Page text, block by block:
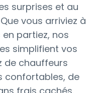
surprises et au
vous arriviez à
partiez, nos
simplifient vos
de chauffeurs
confortables, de